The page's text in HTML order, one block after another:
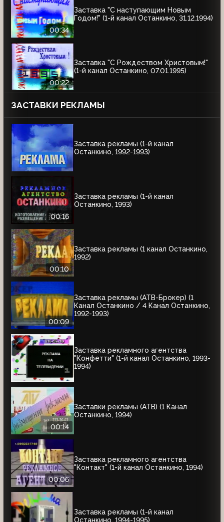
00:34
Заставка "С наступающим Новым
Годом!" (1-й канал Останкино, 31.12.1994)
00:22
Заставка "С Рождеством Христовым!"
(1-й канал Останкино, 07.01.1995)
ЗАСТАВКИ РЕКЛАМЫ
Заставка рекламы (1-й канал
Останкино, 1992-1993)
00:16
Заставка рекламы (1-й канал
Останкино, 1993)
00:10
Заставка рекламы (1 канал Останкино,
1992)
00:09
Заставка рекламы (АТВ-Брокер) (1
Канал Останкино / 4 Канал Останкино,
1992-1993)
Заставка рекламного агентства
"Конфетти" (1-й канал Останкино, 1993-
1994)
00:14
Заставки рекламы (АТВ) (1 Канал
Останкино, 1994)
00:06
Заставка рекламного агентства
"Контакт" (1-й канал Останкино, 1994)
Заставка рекламы (1-й канал
Останкино, 1994-1995)